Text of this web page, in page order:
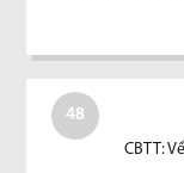
48
CBTT: